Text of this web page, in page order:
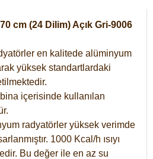
cm (24 Dilim) Açık Gri-9006
en kalitede alüminyum
yüksek standartlardaki
içerisinde kullanılan
radyatörler yüksek verimde
1000 Kcal/h ısıyı
Bu değer ile en az su